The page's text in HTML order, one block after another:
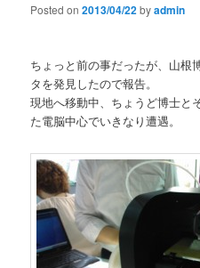
Posted on2013/04/22byadmin
ちょっと前の事だったが、山根
タを発見したので報告。
現地へ移動中、ちょうど博士と
た電脳中心でいきなり遭遇。